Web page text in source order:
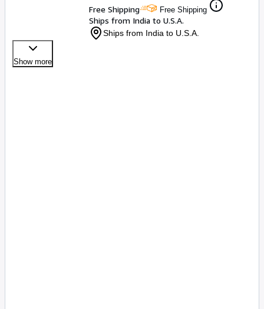
Free Shipping
Free Shipping
Ships from India to U.S.A.
Ships from India to U.S.A.
Show more